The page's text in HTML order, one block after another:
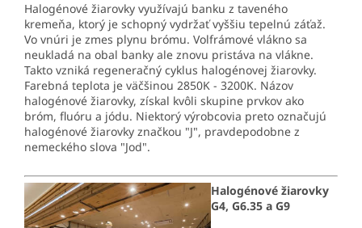
Halogénové žiarovky využívajú banku z taveného
kremeňa, ktorý je schopný vydržať vyššiu tepelnú záťaž.
Vo vnúri je zmes plynu brómu. Volfrámové vlákno sa
neukladá na obal banky ale znovu pristáva na vlákne.
Takto vzniká regeneračný cyklus halogénovej žiarovky.
Farebná teplota je väčšinou 2850K - 3200K. Názov
halogénové žiarovky, získal kvôli skupine prvkov ako
bróm, fluóru a jódu. Niektorý výrobcovia preto označujú
halogénové žiarovky značkou "J", pravdepodobne z
nemeckého slova "Jod".
Halogénové žiarovky
G4, G6.35 a G9